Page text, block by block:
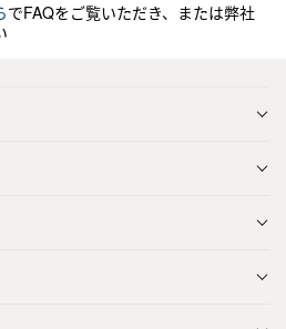
でFAQをご覧いただき、または弊社